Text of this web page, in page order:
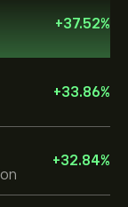
+37.52%
+33.86%
+32.84%